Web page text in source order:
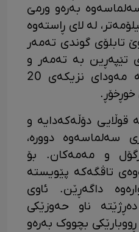
بەرەو ورمێ
دوای مەودای ١١ کیلۆمەتر، لە لای ڕاستەوە
تابلۆی گوندی تەمەر
تێپەڕین بە تەمەر و
شۆرگۆل و تێپەڕین بە مەودای نزیکەی 20
خوڕخۆڕ.
قوڵایی دۆڵەکەدایە و
سەلماسەوە دوورە،
و مەمەکان. بۆ
تاڤگەکە پێویستە
داگەڕێن. ئاوی
ناو حەوزێکی
بچووک بەرەو